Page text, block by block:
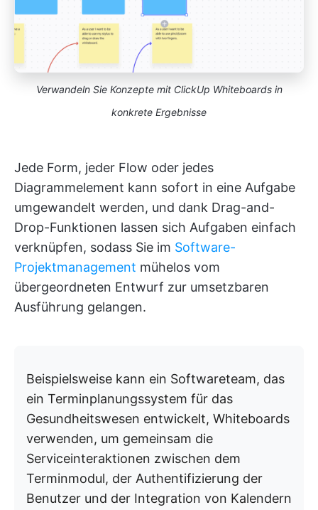
Verwandeln Sie Konzepte mit ClickUp Whiteboards in
konkrete Ergebnisse
Jede Form, jeder Flow oder jedes
Diagrammelement kann sofort in eine Aufgabe
umgewandelt werden, und dank Drag-and-
Drop-Funktionen lassen sich Aufgaben einfach
verknüpfen, sodass Sie im Software-
Projektmanagement mühelos vom
übergeordneten Entwurf zur umsetzbaren
Ausführung gelangen.
Beispielsweise kann ein Softwareteam, das
ein Terminplanungssystem für das
Gesundheitswesen entwickelt, Whiteboards
verwenden, um gemeinsam die
Serviceinteraktionen zwischen dem
Terminmodul, der Authentifizierung der
Benutzer und der Integration von Kalendern